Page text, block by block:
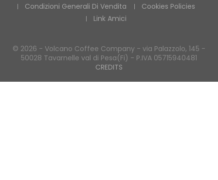
Condizioni Generali Di Vendita
Cookies Policies
Link Amici
© 2026 - Volcano Coffee Company - via Palazzolo, 145 -
50028 Tavarnelle val di Pesa(Fi) - P.IVA 05715940481
CREDITS